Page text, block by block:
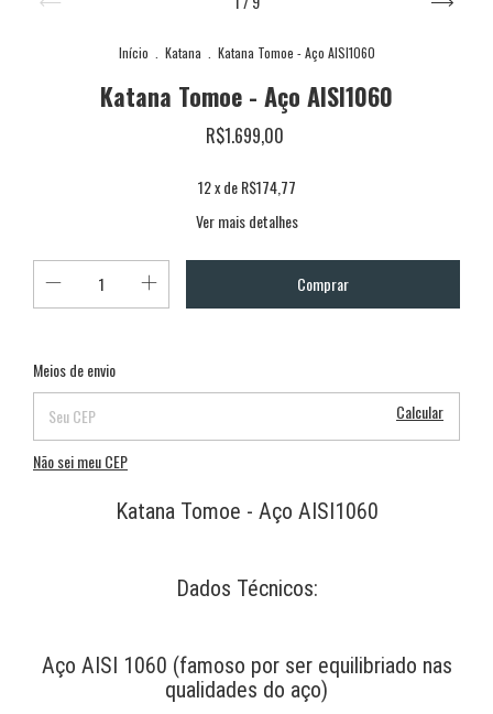
Início Katana Katana Tomoe - Aço AISI1060
Katana Tomoe - Aço AISI1060
R$1.699,00
12x deR$174,77
Ver mais detalhes
Entregas para o CEP:
Meios de envio
Calcular
Não sei meu CEP
Katana Tomoe - Aço AISI1060
Dados Técnicos:
Aço AISI 1060 (famoso por ser equilibriado nas
qualidades do aço)